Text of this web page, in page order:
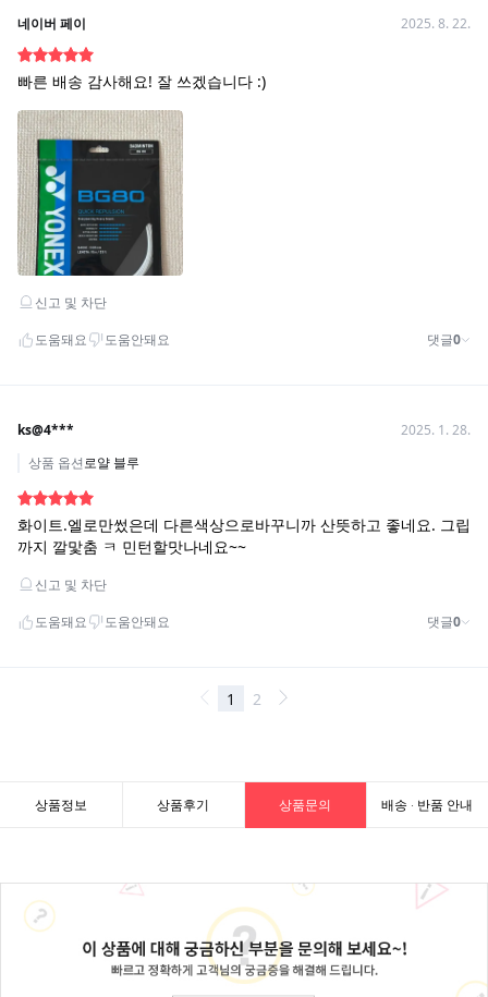
상품정보 상품후기 상품문의 배송 · 반품 안내